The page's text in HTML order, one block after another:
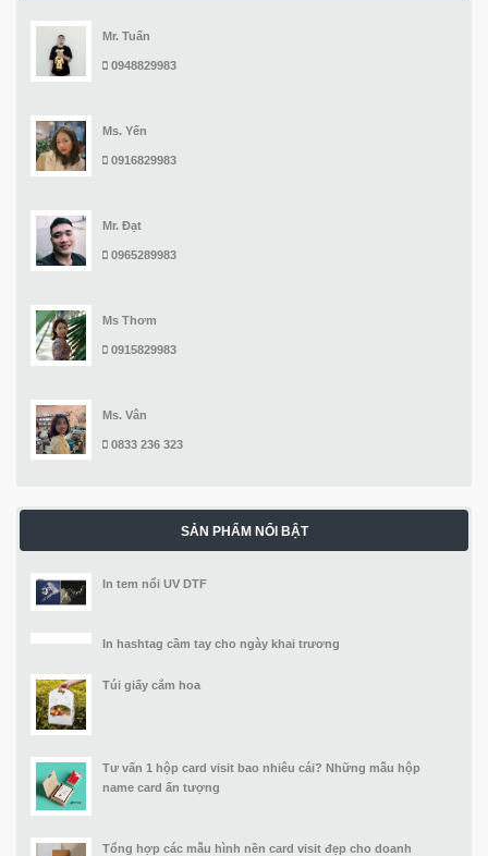
Mr. Tuấn
0948829983
Ms. Yến
0916829983
Mr. Đạt
0965289983
Ms Thơm
0915829983
Ms. Vân
0833 236 323
SẢN PHẨM NỔI BẬT
In tem nổi UV DTF
In hashtag cầm tay cho ngày khai trương
Túi giấy cắm hoa
Tư vấn 1 hộp card visit bao nhiêu cái? Những mẫu hộp
name card ấn tượng
Tổng hợp các mẫu hình nền card visit đẹp cho doanh